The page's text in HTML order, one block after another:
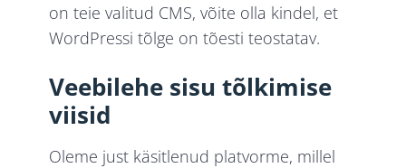
on teie valitud CMS, võite olla kindel, et
WordPressi tõlge on tõesti teostatav.
Veebilehe sisu tõlkimise
viisid
Oleme just käsitlenud platvorme, millel